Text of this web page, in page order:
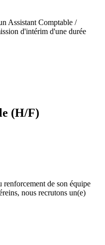
Assistant Comptable /
d'intérim d'une durée
(H/F)
renforcement de son équipe
nous recrutons un(e)